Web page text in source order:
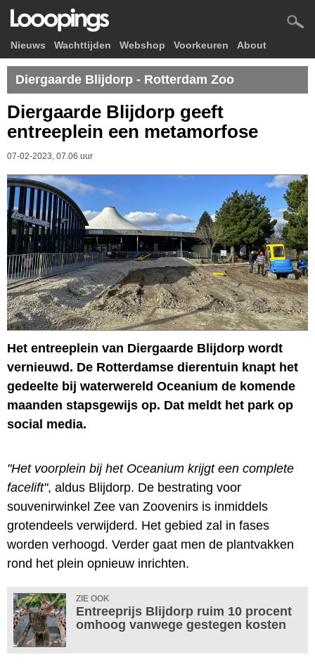
Nieuws Wachttijden Webshop Voorkeuren About
Diergaarde Blijdorp - Rotterdam Zoo
Diergaarde Blijdorp geeft
entreeplein een metamorfose
07-02-2023, 07.06 uur
Het entreeplein van Diergaarde Blijdorp wordt
vernieuwd. De Rotterdamse dierentuin knapt het
gedeelte bij waterwereld Oceanium de komende
maanden stapsgewijs op. Dat meldt het park op
social media.
"Het voorplein bij het Oceanium krijgt een complete
facelift", aldus Blijdorp. De bestrating voor
souvenirwinkel Zee van Zoovenirs is inmiddels
grotendeels verwijderd. Het gebied zal in fases
worden verhoogd. Verder gaat men de plantvakken
rond het plein opnieuw inrichten.
ZIE OOK
Entreeprijs Blijdorp ruim 10 procent
omhoog vanwege gestegen kosten